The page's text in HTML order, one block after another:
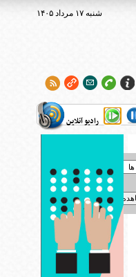
۱۴۰۵ شنبه ۱۷ مرداد
رادیو آنلاین